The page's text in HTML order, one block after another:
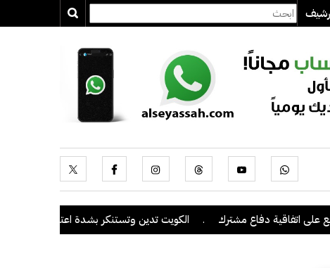
دفاع مشترك . الكويت تدين وتستنكر بشدة اعتداءات ميليشيا